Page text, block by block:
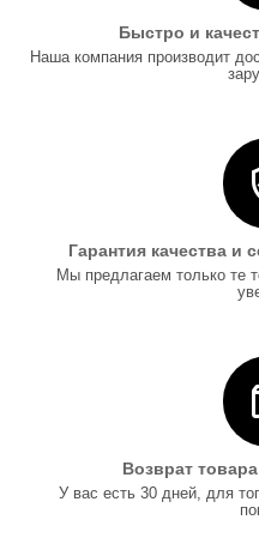
Быстро и
Наша компания производит
Гарантия качества и
Мы предлагаем только те
Возврат
У вас есть 30 дней, для